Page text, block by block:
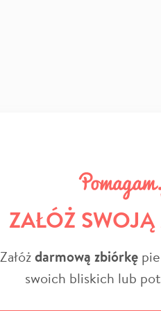
ZAŁÓŻ
Załóżdarmową zbiórkę
swoich bliskich lub